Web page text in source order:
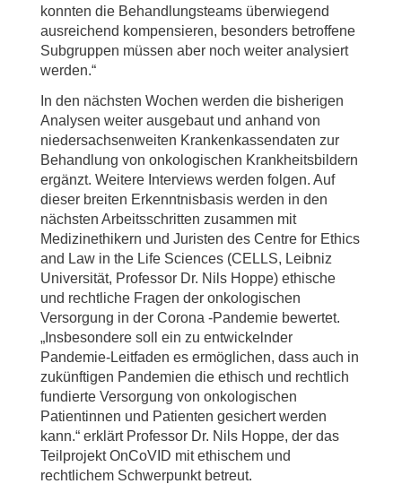
konnten die Behandlungsteams überwiegend
ausreichend kompensieren, besonders betroffene
Subgruppen müssen aber noch weiter analysiert
werden.“
In den nächsten Wochen werden die bisherigen
Analysen weiter ausgebaut und anhand von
niedersachsenweiten Krankenkassendaten zur
Behandlung von onkologischen Krankheitsbildern
ergänzt. Weitere Interviews werden folgen. Auf
dieser breiten Erkenntnisbasis werden in den
nächsten Arbeitsschritten zusammen mit
Medizinethikern und Juristen des Centre for Ethics
and Law in the Life Sciences (CELLS, Leibniz
Universität, Professor Dr. Nils Hoppe) ethische
und rechtliche Fragen der onkologischen
Versorgung in der Corona -Pandemie bewertet.
„Insbesondere soll ein zu entwickelnder
Pandemie-Leitfaden es ermöglichen, dass auch in
zukünftigen Pandemien die ethisch und rechtlich
fundierte Versorgung von onkologischen
Patientinnen und Patienten gesichert werden
kann.“ erklärt Professor Dr. Nils Hoppe, der das
Teilprojekt OnCoVID mit ethischem und
rechtlichem Schwerpunkt betreut.